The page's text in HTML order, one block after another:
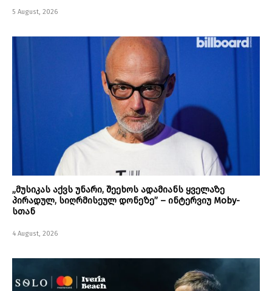
5 August, 2026
„მუსიკას აქვს უნარი, შეეხოს ადამიანს ყველაზე
პირადულ, სიღრმისეულ დონეზე” – ინტერვიუ Moby-
სთან
4 August, 2026